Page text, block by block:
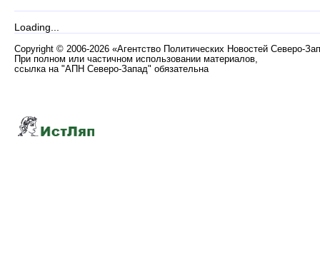
Loading...
Copyright © 2006-2026 «Агентство Политических Новостей Северо-
При полном или частичном использовании материалов,
ссылка на "АПН Северо-Запад" обязательна